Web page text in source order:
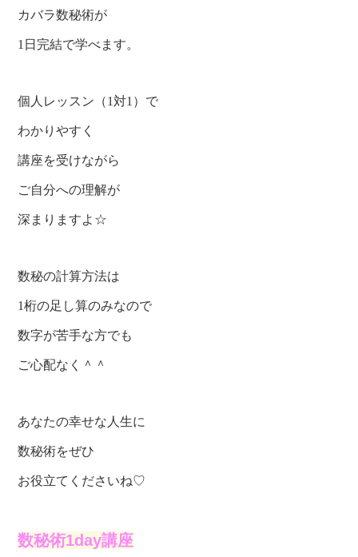
カバラ数秘術が
1日完結で学べます。
個人レッスン（1対1）で
わかりやすく
講座を受けながら
ご自分への理解が
深まりますよ☆
数秘の計算方法は
1桁の足し算のみなので
数字が苦手な方でも
ご心配なく＾＾
あなたの幸せな人生に
数秘術をぜひ
お役立てくださいね♡
数秘術1day講座